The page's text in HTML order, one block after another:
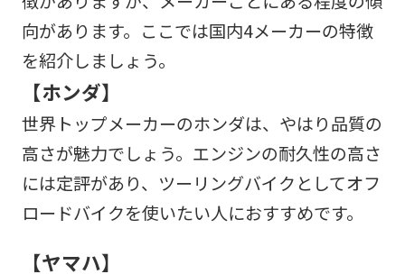
向があります。ここでは国内4メーカーの特徴
を紹介しましょう。
【ホンダ】
世界トップメーカーのホンダは、やはり品質の
高さが魅力でしょう。エンジンの耐久性の高さ
には定評があり、ツーリングバイクとしてオフ
ロードバイクを使いたい人におすすめです。
【ヤマハ】